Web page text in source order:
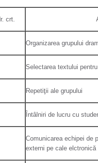
crt.
Organizarea grupului
Selectarea textului
Repetiţii ale grupului
Întâlniri de lucru cu
Comunicarea echipei de
externi pe cale elctronică